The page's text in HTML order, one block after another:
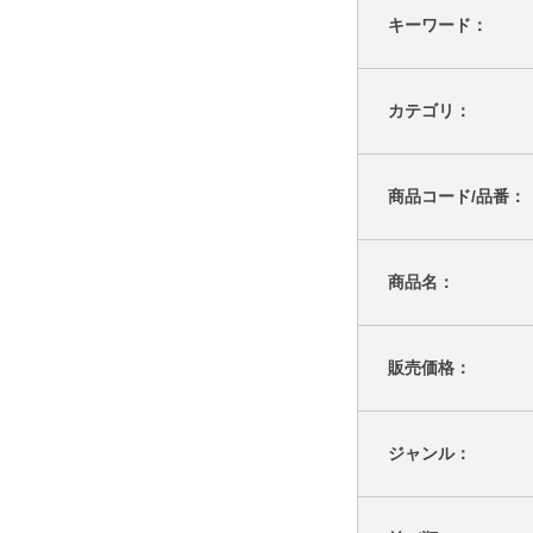
キーワード：
カテゴリ：
商品コード/品番：
商品名：
販売価格：
ジャンル：